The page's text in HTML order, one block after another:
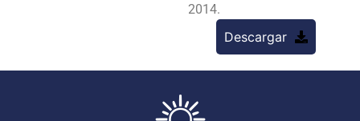
2014.
Descargar